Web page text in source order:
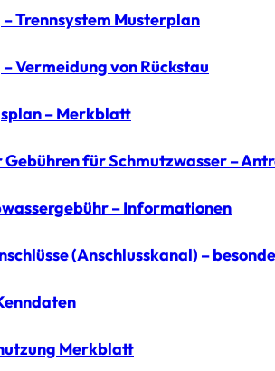
Trennsystem Musterplan
Vermeidung von Rückstau
– Merkblatt
für Schmutzwasser –
– Informationen
(Anschlusskanal) –
Merkblatt